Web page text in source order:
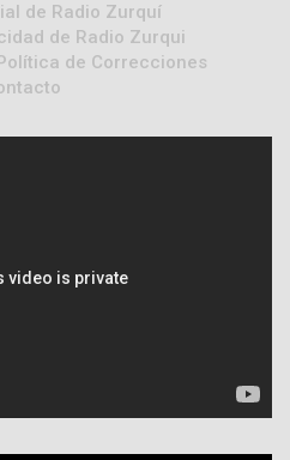
de Radio Zurquí
de Radio Zurqui
de Correcciones